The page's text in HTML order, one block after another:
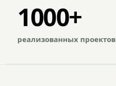
1000+
реализованных проектов